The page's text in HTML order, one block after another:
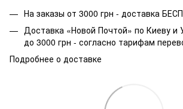
На заказы от 3000 грн - доставка
Доставка «Новой Почтой» по Киеву и
до 3000 грн - согласно тарифам
Подробнее о доставке